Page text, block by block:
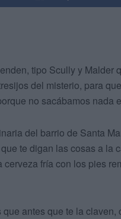
tipo Scully y Malder
del misterio, para
no sacábamos nada
del barrio de Santa
te digan las cosas a la
fría con los pies
antes que te la claven,